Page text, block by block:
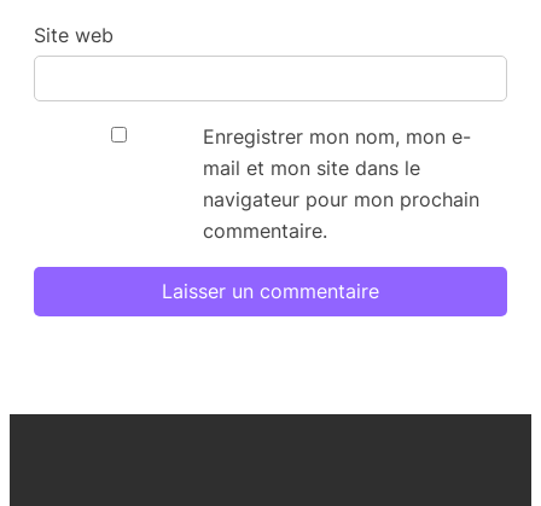
Site web
Enregistrer mon nom, mon e-
mail et mon site dans le
navigateur pour mon prochain
commentaire.